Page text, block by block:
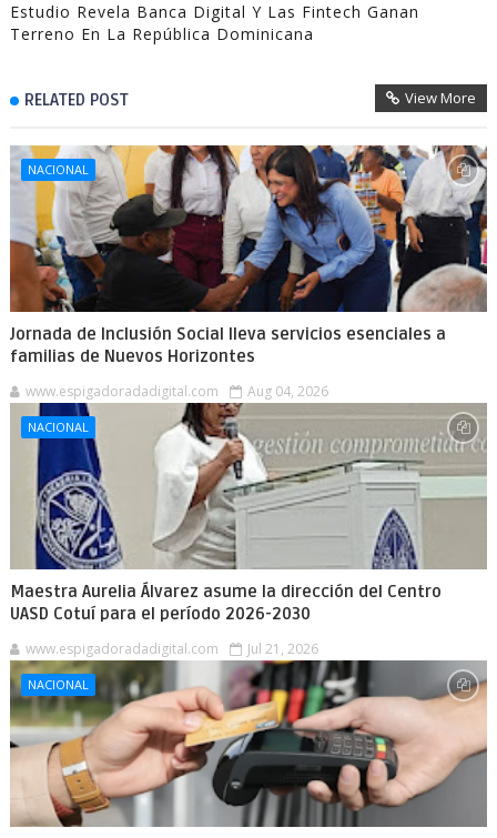
Estudio Revela Banca Digital Y Las Fintech Ganan
Terreno En La República Dominicana
RELATED POST View More
NACIONAL
Jornada de Inclusión Social lleva servicios esenciales a
familias de Nuevos Horizontes
www.espigadoradadigital.com Aug 04, 2026
NACIONAL
Maestra Aurelia Álvarez asume la dirección del Centro
UASD Cotuí para el período 2026-2030
www.espigadoradadigital.com Jul 21, 2026
NACIONAL